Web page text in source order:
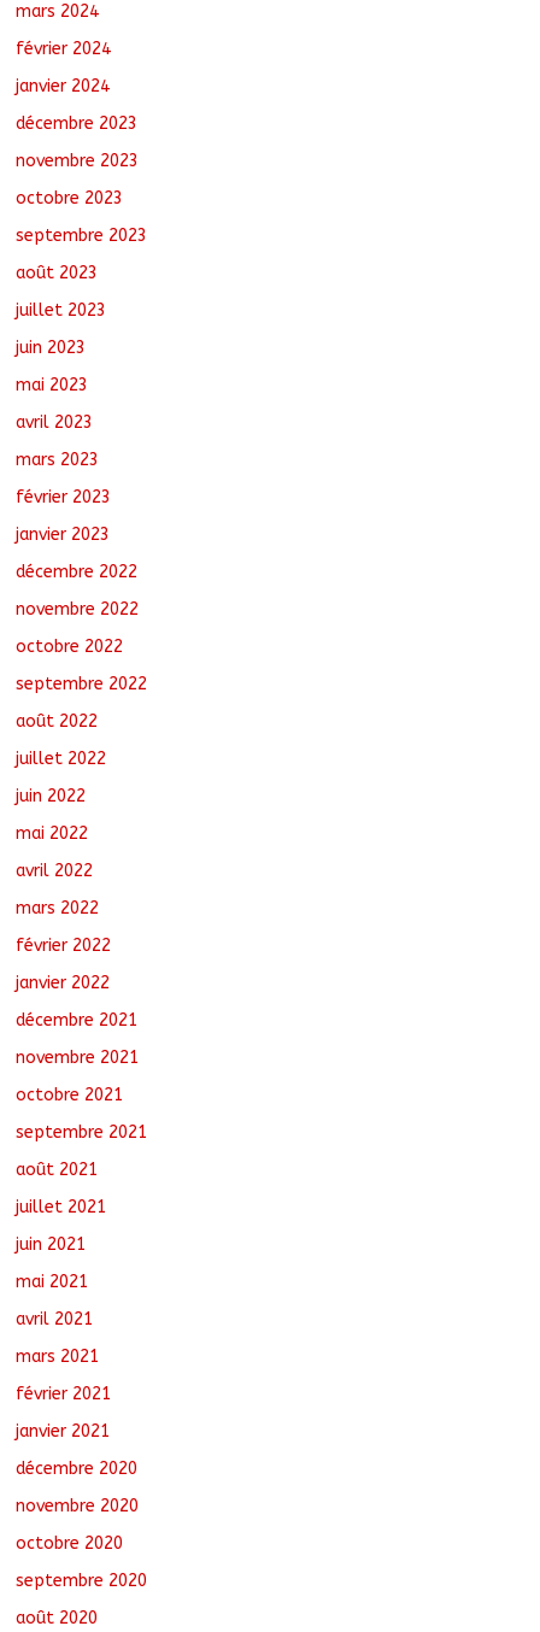
mars 2024
février 2024
janvier 2024
décembre 2023
novembre 2023
octobre 2023
septembre 2023
août 2023
juillet 2023
juin 2023
mai 2023
avril 2023
mars 2023
février 2023
janvier 2023
décembre 2022
novembre 2022
octobre 2022
septembre 2022
août 2022
juillet 2022
juin 2022
mai 2022
avril 2022
mars 2022
février 2022
janvier 2022
décembre 2021
novembre 2021
octobre 2021
septembre 2021
août 2021
juillet 2021
juin 2021
mai 2021
avril 2021
mars 2021
février 2021
janvier 2021
décembre 2020
novembre 2020
octobre 2020
septembre 2020
août 2020